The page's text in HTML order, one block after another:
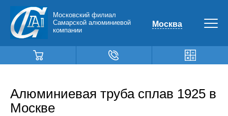
Московский филиал
Самарской алюминиевой
компании
Москва
Алюминиевая труба сплав 1925 в
Москве